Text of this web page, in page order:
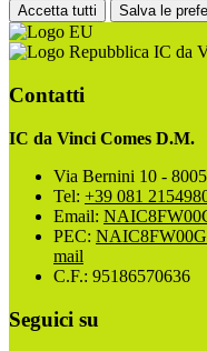
Accetta tutti Salva le
IC da
Contatti
IC da Vinci Comes D.M.
Via Bernini 10 -
Tel: +39 081
Email:
PEC:
mail
C.F.: 95186570636
Seguici su